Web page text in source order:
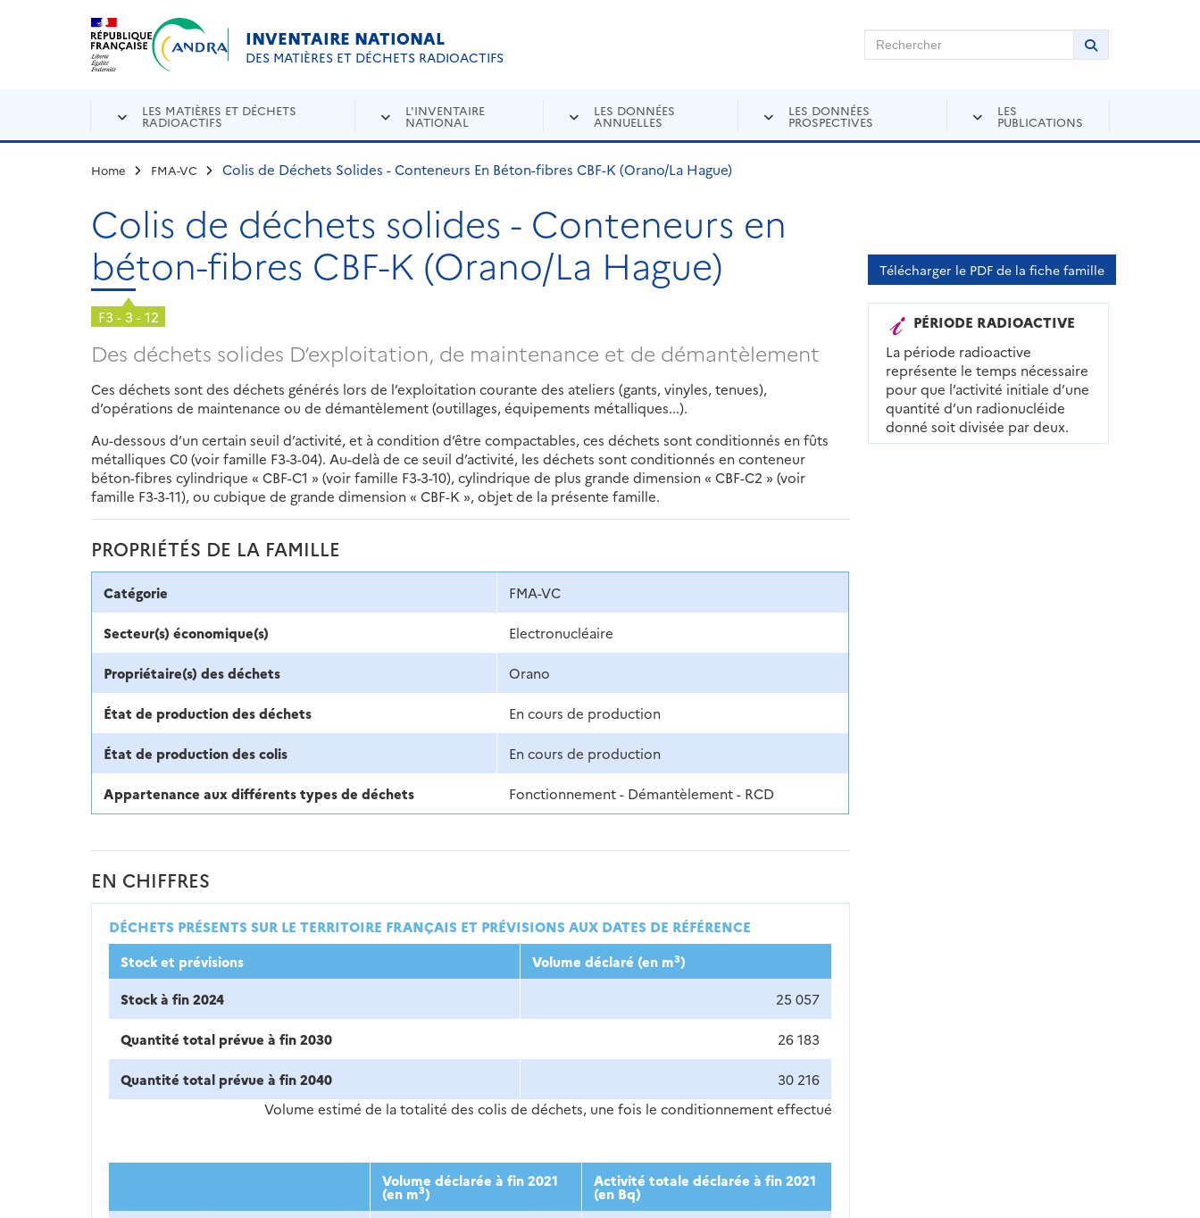
Aller au contenu principal
INVENTAIRE NATIONAL
DES MATIÈRES ET DÉCHETS RADIOACTIFS
Rechercher sur Andra Inventaire Rechercher
Lancer la
LES MATIÈRES ET DÉCHETS
RADIOACTIFS
L'INVENTAIRE
NATIONAL
LES DONNÉES
ANNUELLES
LES DONNÉES
PROSPECTIVES
LES
PUBLICATIONS
Home FMA-VC Colis de Déchets Solides - Conteneurs En Béton-fibres CBF-K (Orano/La Hague)
Colis de déchets solides - Conteneurs en
béton-fibres CBF-K (Orano/La Hague)
F3 - 3 - 12
Des déchets solides D’exploitation, de maintenance et de démantèlement
Ces déchets sont des déchets générés lors de l’exploitation courante des ateliers (gants, vinyles, tenues),
d’opérations de maintenance ou de démantèlement (outillages, équipements métalliques...).
Au-dessous d’un certain seuil d’activité, et à condition d’être compactables, ces déchets sont conditionnés en fûts
métalliques C0 (voir famille F3-3-04). Au-delà de ce seuil d’activité, les déchets sont conditionnés en conteneur
béton-fibres cylindrique « CBF-C1 » (voir famille F3-3-10), cylindrique de plus grande dimension « CBF-C2 » (voir
famille F3-3-11), ou cubique de grande dimension « CBF-K », objet de la présente famille.
PROPRIÉTÉS DE LA FAMILLE
Catégorie FMA-VC
Secteur(s) économique(s) Electronucléaire
Propriétaire(s) des déchets Orano
État de production des déchets En cours de production
État de production des colis En cours de production
Appartenance aux différents types de déchets Fonctionnement - Démantèlement - RCD
EN CHIFFRES
DÉCHETS PRÉSENTS SUR LE TERRITOIRE FRANÇAIS ET PRÉVISIONS AUX DATES DE RÉFÉRENCE
Stock et prévisions
Volume déclaré (en m3)
Stock à fin 2024
25 057
Quantité total prévue à fin 2030 26 183
Quantité total prévue à fin 2040
30 216
Volume estimé de la totalité des colis de déchets, une fois le conditionnement effectué
Volume déclarée à fin 2021
(en m3)
Activité totale déclarée à fin 2021
(en Bq)
Télécharger le PDF de la fiche famille
PÉRIODE RADIOACTIVE
La période radioactive
représente le temps nécessaire
pour que l’activité initiale d’une
quantité d’un radionucléide
donné soit divisée par deux.